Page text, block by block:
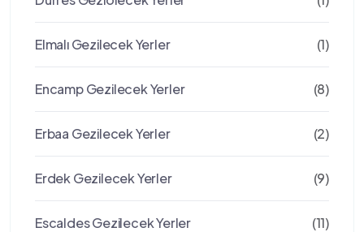
Elmalı Gezilecek Yerler (1)
Encamp Gezilecek Yerler (8)
Erbaa Gezilecek Yerler (2)
Erdek Gezilecek Yerler (9)
Escaldes Gezilecek Yerler (11)